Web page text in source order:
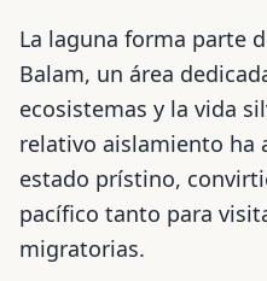
La laguna forma parte
Balam, un área
ecosistemas y la vida
relativo aislamiento ha
estado prístino,
pacífico tanto para
migratorias.